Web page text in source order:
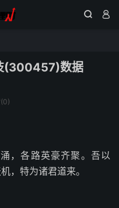
 
(300457)数据
0)
，各路英豪齐聚。吾以
，特为诸君道来。